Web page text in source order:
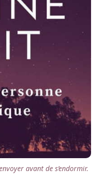
avant de s’endormir.